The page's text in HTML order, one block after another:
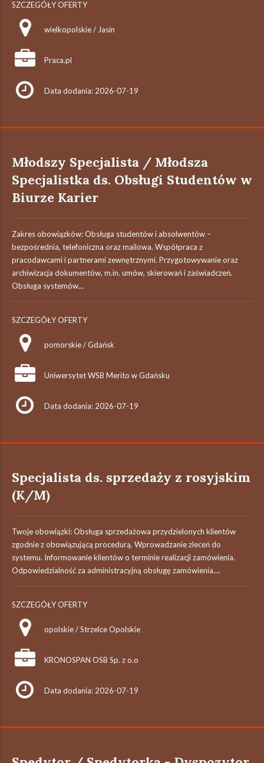
SZCZEGÓŁY OFERTY
wielkopolskie / Jasin
Praca.pl
Data dodania: 2026-07-19
Młodszy Specjalista / Młodsza
Specjalistka ds. Obsługi Studentów w
Biurze Karier
Zakres obowiązków: Obsługa studentów i absolwentów –
bezpośrednia, telefoniczna oraz mailowa. Współpraca z
pracodawcami i partnerami zewnętrznymi. Przygotowywanie oraz
archiwizacja dokumentów, m.in. umów, skierowań i zaświadczeń.
Obsługa systemów...
SZCZEGÓŁY OFERTY
pomorskie / Gdańsk
Uniwersytet WSB Merito w Gdańsku
Data dodania: 2026-07-19
Specjalista ds. sprzedaży z rosyjskim
(K/M)
Twoje obowiązki: Obsługa sprzedażowa przydzielonych klientów
zgodnie z obowiązującą procedurą. Wprowadzanie zleceń do
systemu. Informowanie klientów o terminie realizacji zamówienia.
Odpowiedzialność za administracyjną obsługę zamówienia....
SZCZEGÓŁY OFERTY
opolskie / Strzelce Opolskie
KRONOSPAN OSB Sp. z o.o
Data dodania: 2026-07-19